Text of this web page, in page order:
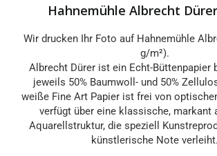
Hahnemühle Albrecht
Wir drucken Ihr Foto auf Hahnemühle
g/m²).
Albrecht Dürer ist ein Echt-Büttenpapier
jeweils 50% Baumwoll- und 50%
weiße Fine Art Papier ist frei von
verfügt über eine klassische, markant
Aquarellstruktur, die speziell
künstlerische Note verleiht.